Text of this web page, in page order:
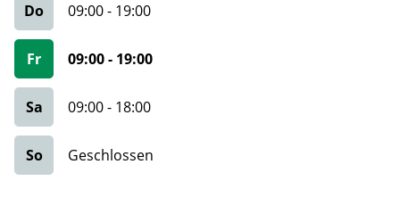
Do 09:00- 19:00
Fr 09:00- 19:00
Sa 09:00- 18:00
So Geschlossen